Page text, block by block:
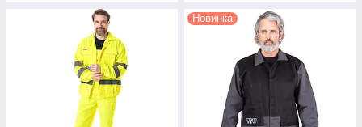
Новинка